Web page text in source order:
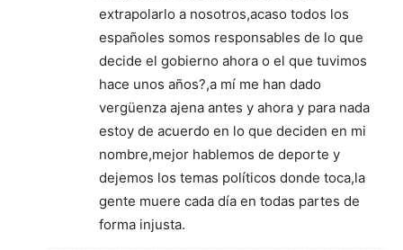
extrapolarlo a nosotros,acaso todos los
españoles somos responsables de lo que
decide el gobierno ahora o el que tuvimos
hace unos años?,a mí me han dado
vergüenza ajena antes y ahora y para nada
estoy de acuerdo en lo que deciden en mi
nombre,mejor hablemos de deporte y
dejemos los temas políticos donde toca,la
gente muere cada día en todas partes de
forma injusta.